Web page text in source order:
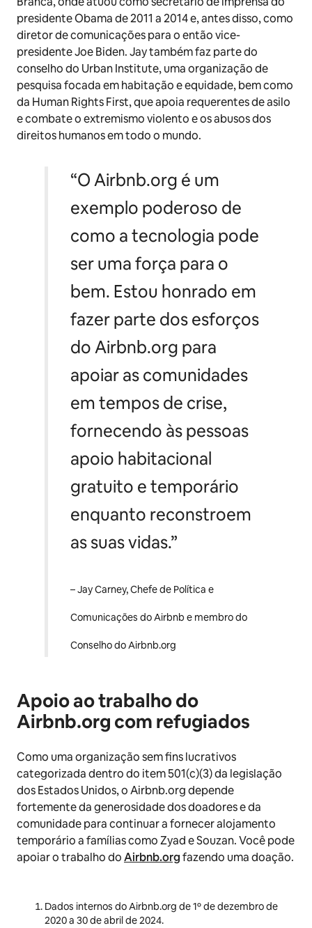
presidente Obama de 2011 a 2014 e, antes disso, como
diretor de comunicações para o então vice-
presidente Joe Biden. Jay também faz parte do
conselho do Urban Institute, uma organização de
pesquisa focada em habitação e equidade, bem como
da Human Rights First, que apoia requerentes de asilo
e combate o extremismo violento e os abusos dos
direitos humanos em todo o mundo.
“O Airbnb.org é um
exemplo poderoso de
como a tecnologia pode
ser uma força para o
bem. Estou honrado em
fazer parte dos esforços
do Airbnb.org para
apoiar as comunidades
em tempos de crise,
fornecendo às pessoas
apoio habitacional
gratuito e temporário
enquanto reconstroem
as suas vidas.”
– Jay Carney, Chefe de Política e
Comunicações do Airbnb e membro do
Conselho do Airbnb.org
Apoio ao trabalho do
Airbnb.org com refugiados
Como uma organização sem fins lucrativos
categorizada dentro do item 501(c)(3) da legislação
dos Estados Unidos, o Airbnb.org depende
fortemente da generosidade dos doadores e da
comunidade para continuar a fornecer alojamento
temporário a famílias como Zyad e Souzan. Você pode
apoiar o trabalho doAirbnb.orgfazendo uma doação.
Dados internos do Airbnb.org de 1º de dezembro de
2020 a 30 de abril de 2024.